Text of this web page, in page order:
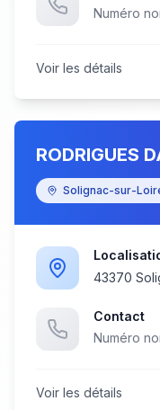
Numéro
Voir les détails
RODRIGUES
Solignac-sur-
43370
Contact
Numéro
Voir les détails